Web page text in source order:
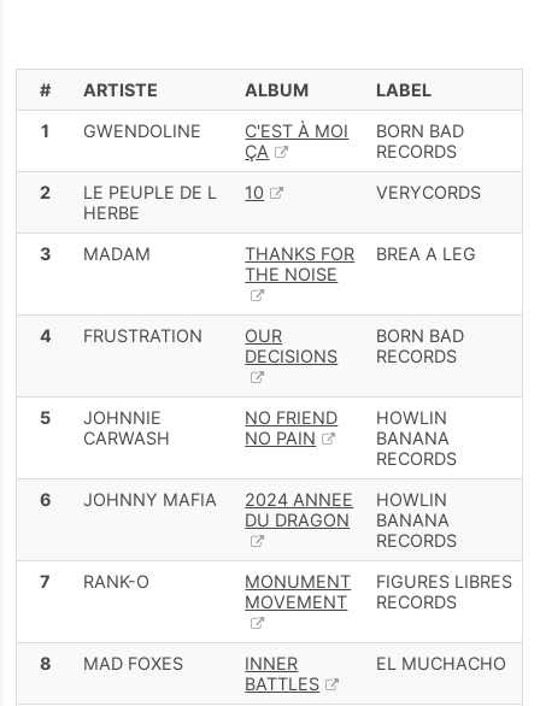
# ARTISTE ALBUM
LABEL
1
GWENDOLINE
C'EST À MOI
ÇA
BORN BAD
RECORDS
2
LE PEUPLE DE L
HERBE
10 VERYCORDS
3 MADAM
THANKS FOR
THE NOISE
BREA A LEG
4 FRUSTRATION
OUR
DECISIONS
BORN BAD
RECORDS
5
JOHNNIE
CARWASH
NO FRIEND
NO PAIN
HOWLIN
BANANA
RECORDS
6
JOHNNY MAFIA
2024 ANNEE
DU DRAGON
HOWLIN
BANANA
RECORDS
7
RANK-O
MONUMENT
MOVEMENT
FIGURES LIBRES
RECORDS
8 MAD FOXES
INNER
BATTLES
EL MUCHACHO